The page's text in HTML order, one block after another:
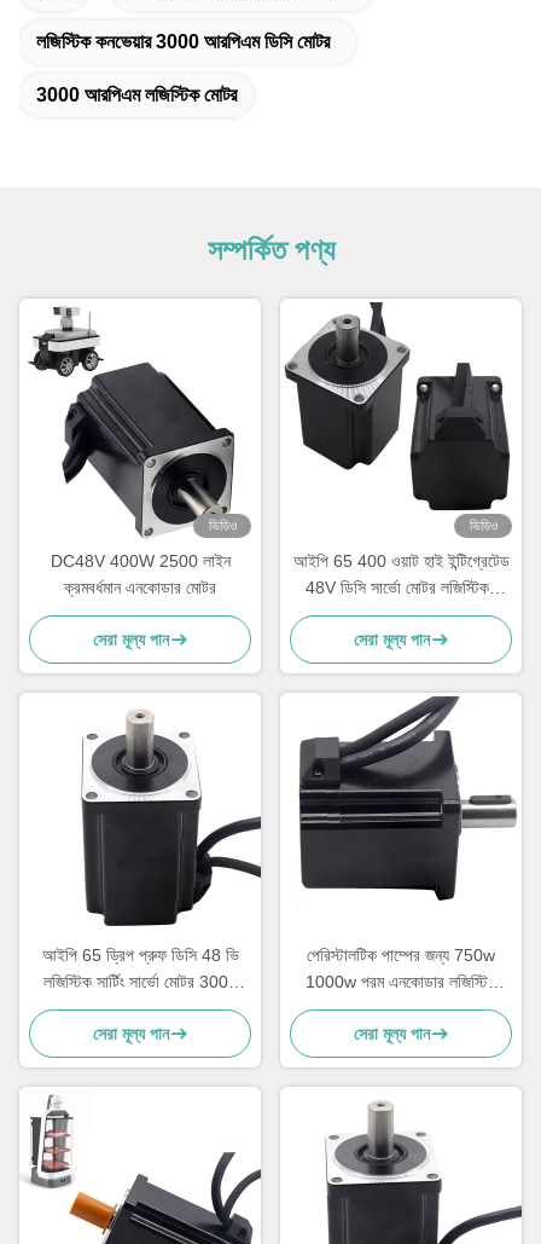
লজিস্টিক কনভেয়ার 3000 আরপিএম ডিসি মোটর
3000 আরপিএম লজিস্টিক মোটর
সম্পর্কিত পণ্য
ভিডিও
DC48V 400W 2500 লাইন
ক্রমবর্ধমান এনকোডার মোটর
সেরা মূল্য পান
ভিডিও
আইপি 65 400 ওয়াট হাই ইন্টিগ্রেটেড
48V ডিসি সার্ভো মোটর লজিস্টিকস
সাজানোর জন্য
সেরা মূল্য পান
আইপি 65 ড্রিপ প্রুফ ডিসি 48 ভি
লজিস্টিক সার্টিং সার্ভো মোটর 3000
আরপিএম
সেরা মূল্য পান
পেরিস্টালটিক পাম্পের জন্য 750w
1000w পরম এনকোডার লজিস্টিক
মোটর
সেরা মূল্য পান